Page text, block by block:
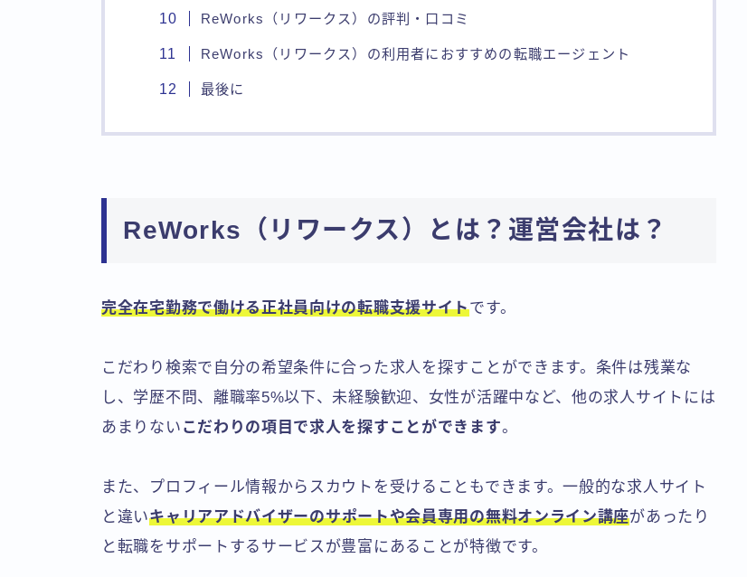
ReWorks（リワークス）の評判・口コミ
ReWorks（リワークス）の利用者におすすめの転職エージェント
最後に
ReWorks（リワークス）とは？運営会社は？
完全在宅勤務で働ける正社員向けの転職支援サイトです。
こだわり検索で自分の希望条件に合った求人を探すことができます。条件は残業な
し、学歴不問、離職率5%以下、未経験歓迎、女性が活躍中など、他の求人サイトには
あまりない こだわりの項目で求人を探すことができます。
また、プロフィール情報からスカウトを受けることもできます。一般的な求人サイト
と違いキャリアアドバイザーのサポートや会員専用の無料オンライン講座があったり
と転職をサポートするサービスが豊富にあることが特徴です。